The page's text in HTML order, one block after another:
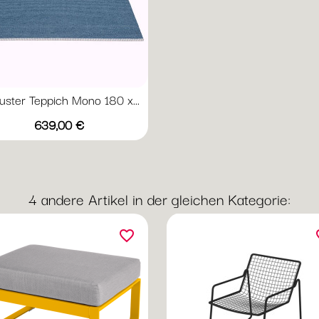
Teppich Mono 180 x...
Preis
639,00 €
Vorschau
Red
GranitTurquoise
/
Linen
/
/
4 andere Artikel in der gleichen Kategorie:
favorite_border